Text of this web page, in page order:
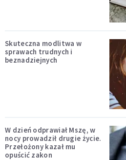
Skuteczna modlitwa w
sprawach trudnych i
beznadziejnych
W dzień odprawiał Mszę, w
nocy prowadził drugie życie.
Przełożony kazał mu
opuścić zakon